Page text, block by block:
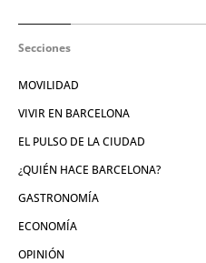
Secciones
MOVILIDAD
VIVIR EN BARCELONA
EL PULSO DE LA CIUDAD
¿QUIÉN HACE BARCELONA?
GASTRONOMÍA
ECONOMÍA
OPINIÓN